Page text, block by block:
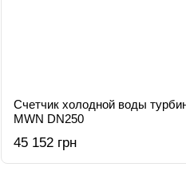
Счетчик холодной воды
MWN DN250
45 152 грн